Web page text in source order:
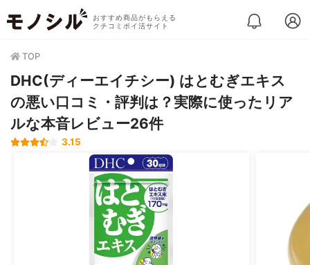
おすすめ商品がもらえる
クチコミポイ活サイト
TOP
DHC(ディーエイチシー) はとむぎエキス
の悪い口コミ・評判は？実際に使ったリア
ルな本音レビュー26件
3.15